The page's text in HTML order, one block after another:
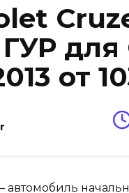
ГУР
от
автомобиль